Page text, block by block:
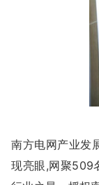
南方电网产业发
现亮眼,网聚509